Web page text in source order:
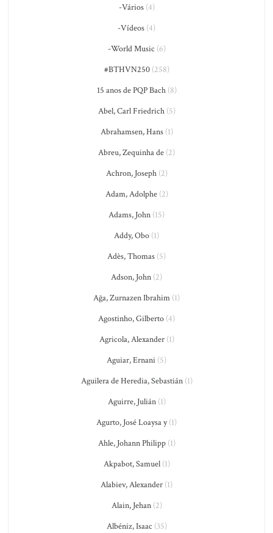
-Vários(4)
-Vídeos (4)
-World Music (6)
#BTHVN250(258)
15 anos de PQP Bach(8)
Abel, Carl Friedrich(5)
Abrahamsen, Hans(1)
Abreu, Zequinha de (2)
Achron, Joseph(2)
Adam, Adolphe(2)
Adams, John (15)
Addy, Obo (1)
Adès, Thomas (5)
Adson, John (2)
Ağa, Zurnazen Ibrahim (1)
Agostinho, Gilberto (4)
Agricola, Alexander(1)
Aguiar, Ernani (5)
Aguilera de Heredia, Sebastián(1)
Aguirre, Julián(1)
Agurto, José Loaysa y(1)
Ahle, Johann Philipp(1)
Akpabot, Samuel(1)
Alabiev, Alexander (1)
Alain, Jehan(2)
Albéniz, Isaac (35)